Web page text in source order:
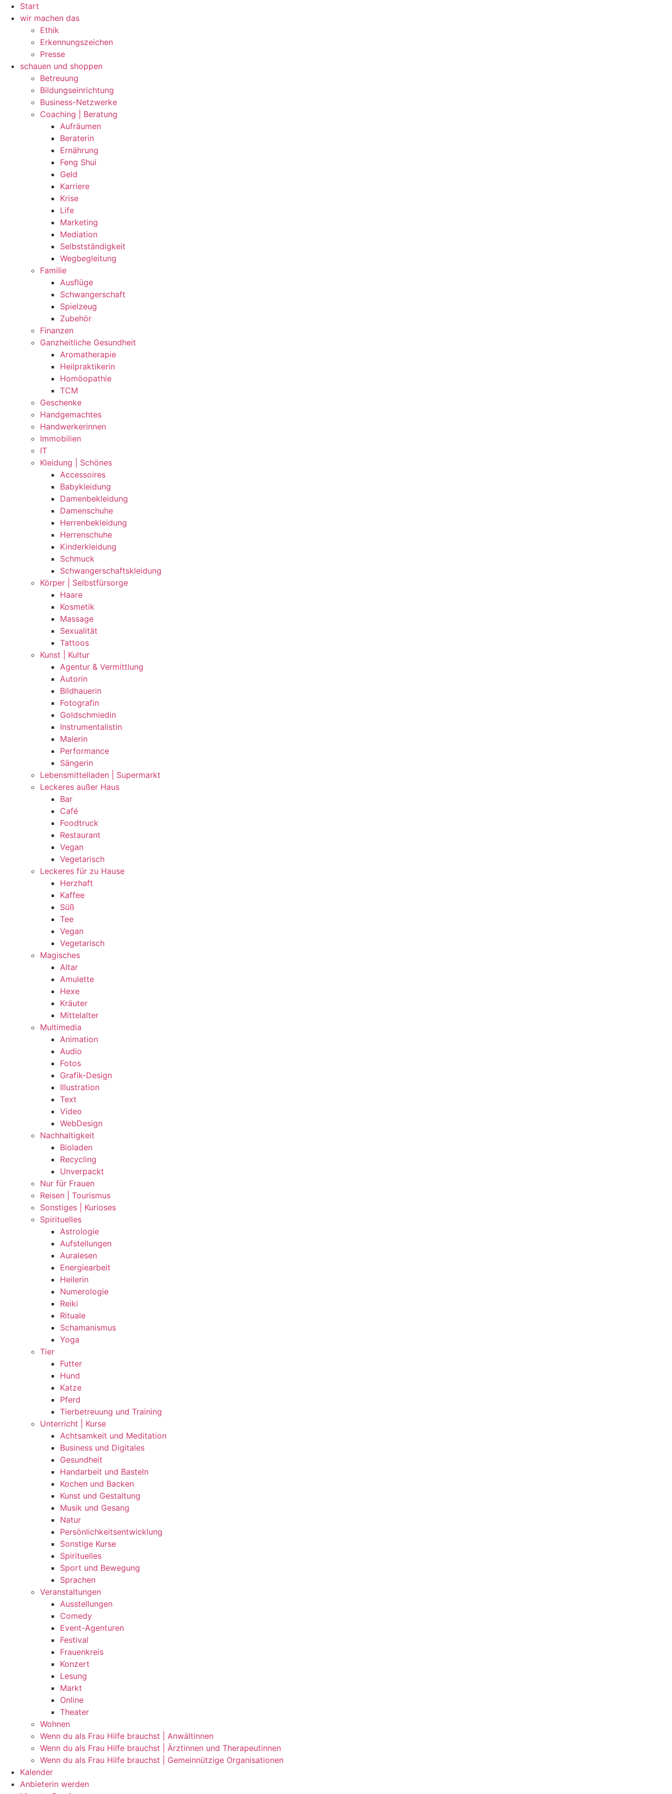
Zum
Inhalt
wechseln
Start
wir machen das
Ethik
Erkennungszeichen
Presse
schauen und shoppen
Betreuung
Bildungseinrichtung
Business-Netzwerke
Coaching | Beratung
Aufräumen
Beraterin
Ernährung
Feng Shui
Geld
Karriere
Krise
Life
Marketing
Mediation
Selbstständigkeit
Wegbegleitung
Familie
Ausflüge
Schwangerschaft
Spielzeug
Zubehör
Finanzen
Ganzheitliche Gesundheit
Aromatherapie
Heilpraktikerin
Homöopathie
TCM
Geschenke
Handgemachtes
Handwerkerinnen
Immobilien
IT
Kleidung | Schönes
Accessoires
Babykleidung
Damenbekleidung
Damenschuhe
Herrenbekleidung
Herrenschuhe
Kinderkleidung
Schmuck
Schwangerschaftskleidung
Körper | Selbstfürsorge
Haare
Kosmetik
Massage
Sexualität
Tattoos
Kunst | Kultur
Agentur & Vermittlung
Autorin
Bildhauerin
Fotografin
Goldschmiedin
Instrumentalistin
Malerin
Performance
Sängerin
Lebensmittelladen | Supermarkt
Leckeres außer Haus
Bar
Café
Foodtruck
Restaurant
Vegan
Vegetarisch
Leckeres für zu Hause
Herzhaft
Kaffee
Süß
Tee
Vegan
Vegetarisch
Magisches
Altar
Amulette
Hexe
Kräuter
Mittelalter
Multimedia
Animation
Audio
Fotos
Grafik-Design
Illustration
Text
Video
WebDesign
Nachhaltigkeit
Bioladen
Recycling
Unverpackt
Nur für Frauen
Reisen | Tourismus
Sonstiges | Kurioses
Spirituelles
Astrologie
Aufstellungen
Auralesen
Energiearbeit
Heilerin
Numerologie
Reiki
Rituale
Schamanismus
Yoga
Tier
Futter
Hund
Katze
Pferd
Tierbetreuung und Training
Unterricht | Kurse
Achtsamkeit und Meditation
Business und Digitales
Gesundheit
Handarbeit und Basteln
Kochen und Backen
Kunst und Gestaltung
Musik und Gesang
Natur
Persönlichkeitsentwicklung
Sonstige Kurse
Spirituelles
Sport und Bewegung
Sprachen
Veranstaltungen
Ausstellungen
Comedy
Event-Agenturen
Festival
Frauenkreis
Konzert
Lesung
Markt
Online
Theater
Wohnen
Wenn du als Frau Hilfe brauchst | Anwältinnen
Wenn du als Frau Hilfe brauchst | Ärztinnen und Therapeutinnen
Wenn du als Frau Hilfe brauchst | Gemeinnützige Organisationen
Kalender
Anbieterin werden